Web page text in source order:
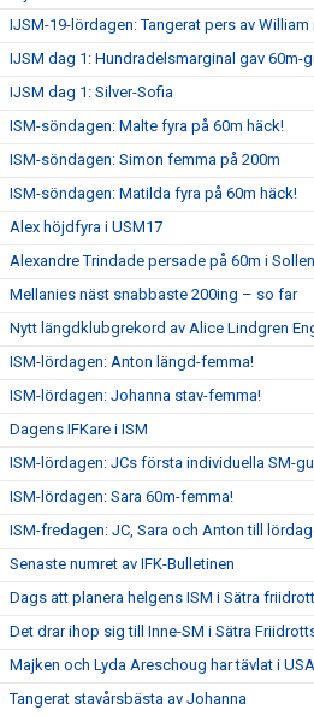
IJSM-19-lördagen: Tangerat pers av
IJSM dag 1: Hundradelsmarginal gav 60m-
IJSM dag 1: Silver-Sofia
ISM-söndagen: Malte fyra på 60m häck!
ISM-söndagen: Simon femma på 200m
ISM-söndagen: Matilda fyra på 60m häck!
Alex höjdfyra i USM17
Alexandre Trindade persade på 60m i
Mellanies näst snabbaste 200ing – so far
Nytt längdklubgrekord av Alice Lindgren
ISM-lördagen: Anton längd-femma!
ISM-lördagen: Johanna stav-femma!
Dagens IFKare i ISM
ISM-lördagen: JCs första individuella SM-
ISM-lördagen: Sara 60m-femma!
ISM-fredagen: JC, Sara och Anton till
Senaste numret av IFK-Bulletinen
Dags att planera helgens ISM i Sätra
Det drar ihop sig till Inne-SM i Sätra
Majken och Lyda Areschoug har tävlat i USA
Tangerat stavårsbästa av Johanna